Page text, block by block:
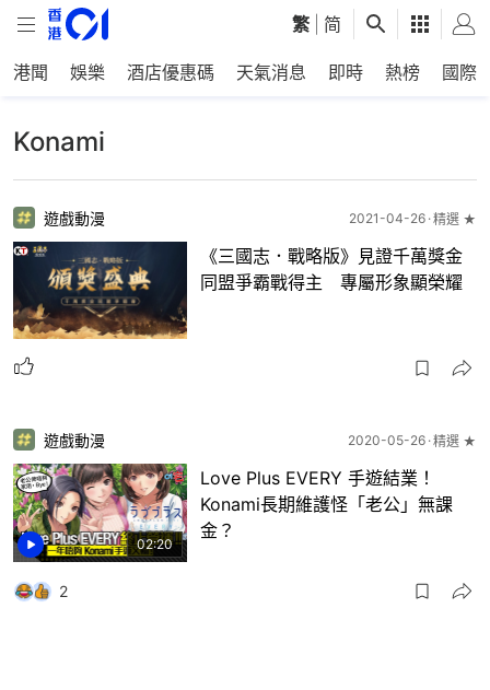
繁 简
港聞 娛樂 酒店優惠碼 天氣消息 即時 熱榜 國際
Konami
遊戲動漫 2021-04-26 精選 ★
《三國志．戰略版》見證千萬獎金
同盟爭霸戰得主 專屬形象顯榮耀
02:20
遊戲動漫 2020-05-26 精選 ★
Love Plus EVERY 手遊結業！
Konami長期維護怪「老公」無課
金？
2